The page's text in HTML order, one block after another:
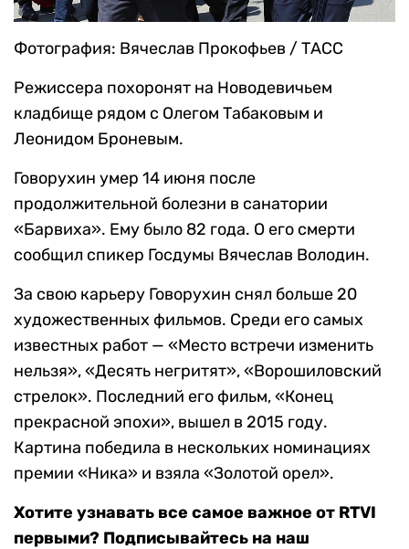
Фотография: Вячеслав Прокофьев / ТАСС
Режиссера похоронят на Новодевичьем
кладбище рядом с Олегом Табаковым и
Леонидом Броневым.
Говорухин умер 14 июня после
продолжительной болезни в санатории
«Барвиха». Ему было 82 года. О его смерти
сообщил спикер Госдумы Вячеслав Володин.
За свою карьеру Говорухин снял больше 20
художественных фильмов. Среди его самых
известных работ — «Место встречи изменить
нельзя», «Десять негритят», «Ворошиловский
стрелок». Последний его фильм, «Конец
прекрасной эпохи», вышел в 2015 году.
Картина победила в нескольких номинациях
премии «Ника» и взяла «Золотой орел».
Хотите узнавать все самое важное от RTVI
первыми? Подписывайтесь на наш